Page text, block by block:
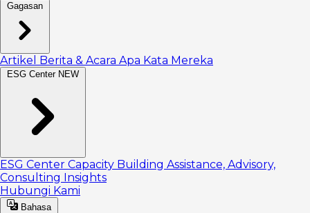
Gagasan
Artikel Berita & Acara Apa Kata Mereka
ESG Center NEW
ESG Center Capacity Building Assistance, Advisory,
Consulting Insights
Hubungi Kami
Bahasa